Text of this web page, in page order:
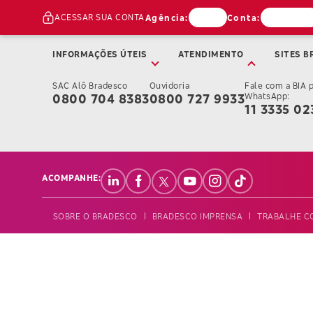
ACESSAR SUA CONTAAgência: Conta:
INFORMAÇÕES ÚTEIS ATENDIMENTO
SAC Alô Bradesco
0800 704 8383
Ouvidoria
0800 727 9933
Fale com a BIA
WhatsApp:
11 3335
SITES
ACOMPANHE:
SOBRE O BRADESCO BRADESCO IMPRENSA TRABALHE